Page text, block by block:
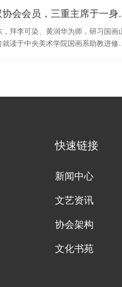
美协书协，
拜李可染、黄润华为师，研习国画
读于中央美术学院国画系助教进修班
快速链接
新闻中心
文艺资讯
协会架构
文化书苑